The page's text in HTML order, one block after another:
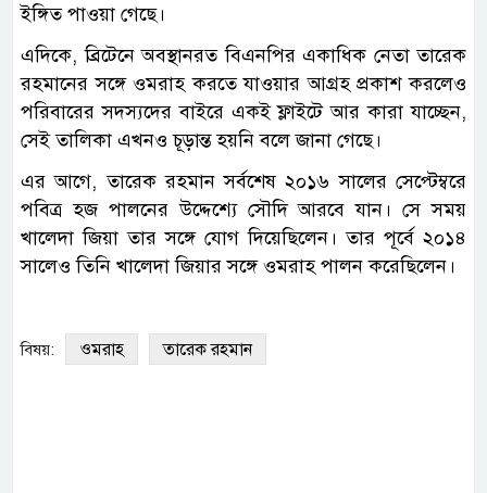
ইঙ্গিত পাওয়া গেছে।
এদিকে, ব্রিটেনে অবস্থানরত বিএনপির একাধিক নেতা তারেক
রহমানের সঙ্গে ওমরাহ করতে যাওয়ার আগ্রহ প্রকাশ করলেও
পরিবারের সদস্যদের বাইরে একই ফ্লাইটে আর কারা যাচ্ছেন,
সেই তালিকা এখনও চূড়ান্ত হয়নি বলে জানা গেছে।
এর আগে, তারেক রহমান সর্বশেষ ২০১৬ সালের সেপ্টেম্বরে
পবিত্র হজ পালনের উদ্দেশ্যে সৌদি আরবে যান। সে সময়
খালেদা জিয়া তার সঙ্গে যোগ দিয়েছিলেন। তার পূর্বে ২০১৪
সালেও তিনি খালেদা জিয়ার সঙ্গে ওমরাহ পালন করেছিলেন।
বিষয়: ওমরাহ তারেক রহমান